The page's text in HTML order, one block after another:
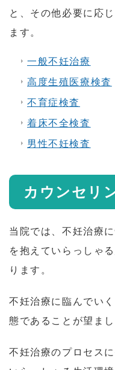
と、その他必要に応
ます。
一般不妊治療
高度生殖医療検査
不育症検査
着床不全検査
男性不妊検査
カウンセリ
当院では、不妊治療
を抱えていらっしゃ
ります。
不妊治療に臨んでい
態であることが望ま
不妊治療のプロセス